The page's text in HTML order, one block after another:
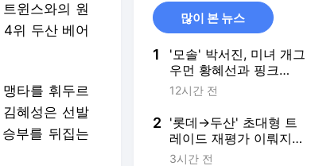
윈스와의 원
위 두산 베어
타를 휘두르
혜성은 선발
부를 뒤집는
많이 본 뉴스
1
'모솔' 박서진, 미녀 개그
우먼 황혜선과 핑크
빛..."뭔가 간질간질" (살
12시간 전
2 '롯데→두산' 초대형 트
레이드 재평가 이뤄지
나? '80억 유격수'도 엄
3시간 전